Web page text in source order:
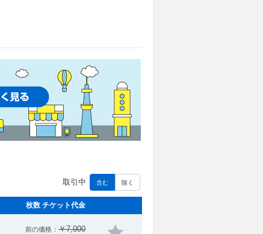
取引中 含む 除く
枚数 チケット代金
前の価格： ￥7,000